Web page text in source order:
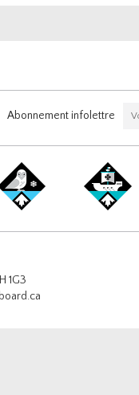
Abonnement infolettre
1G3